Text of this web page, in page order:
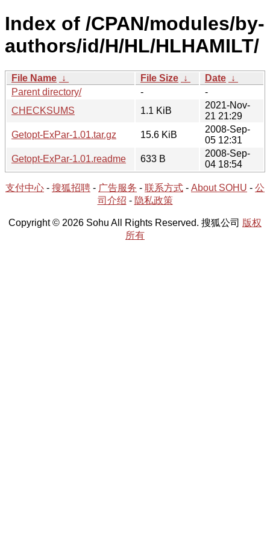
Index of /CPAN/modules/by-
authors/id/H/HL/HLHAMILT/
File Name ↓ File Size ↓ Date ↓
Parent directory/
-
-
CHECKSUMS
1.1 KiB
2021-Nov-
21 21:29
Getopt-ExPar-1.01.tar.gz
15.6 KiB
2008-Sep-
05 12:31
Getopt-ExPar-1.01.readme
633 B
2008-Sep-
04 18:54
支付中心 - 搜狐招聘 - 广告服务 - 联系方式 - About SOHU - 公
司介绍 - 隐私政策
Copyright © 2026 Sohu All Rights Reserved. 搜狐公司 版权
所有